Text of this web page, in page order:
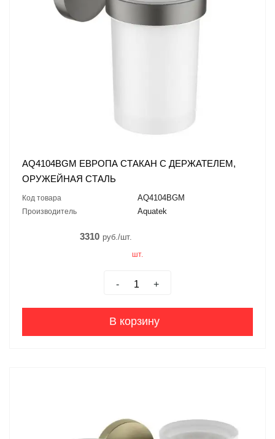
AQ4104BGM ЕВРОПА СТАКАН С ДЕРЖАТЕЛЕМ,
ОРУЖЕЙНАЯ СТАЛЬ
Код товара AQ4104BGM
Производитель Aquatek
3310 руб./шт.
шт.
- +
В корзину